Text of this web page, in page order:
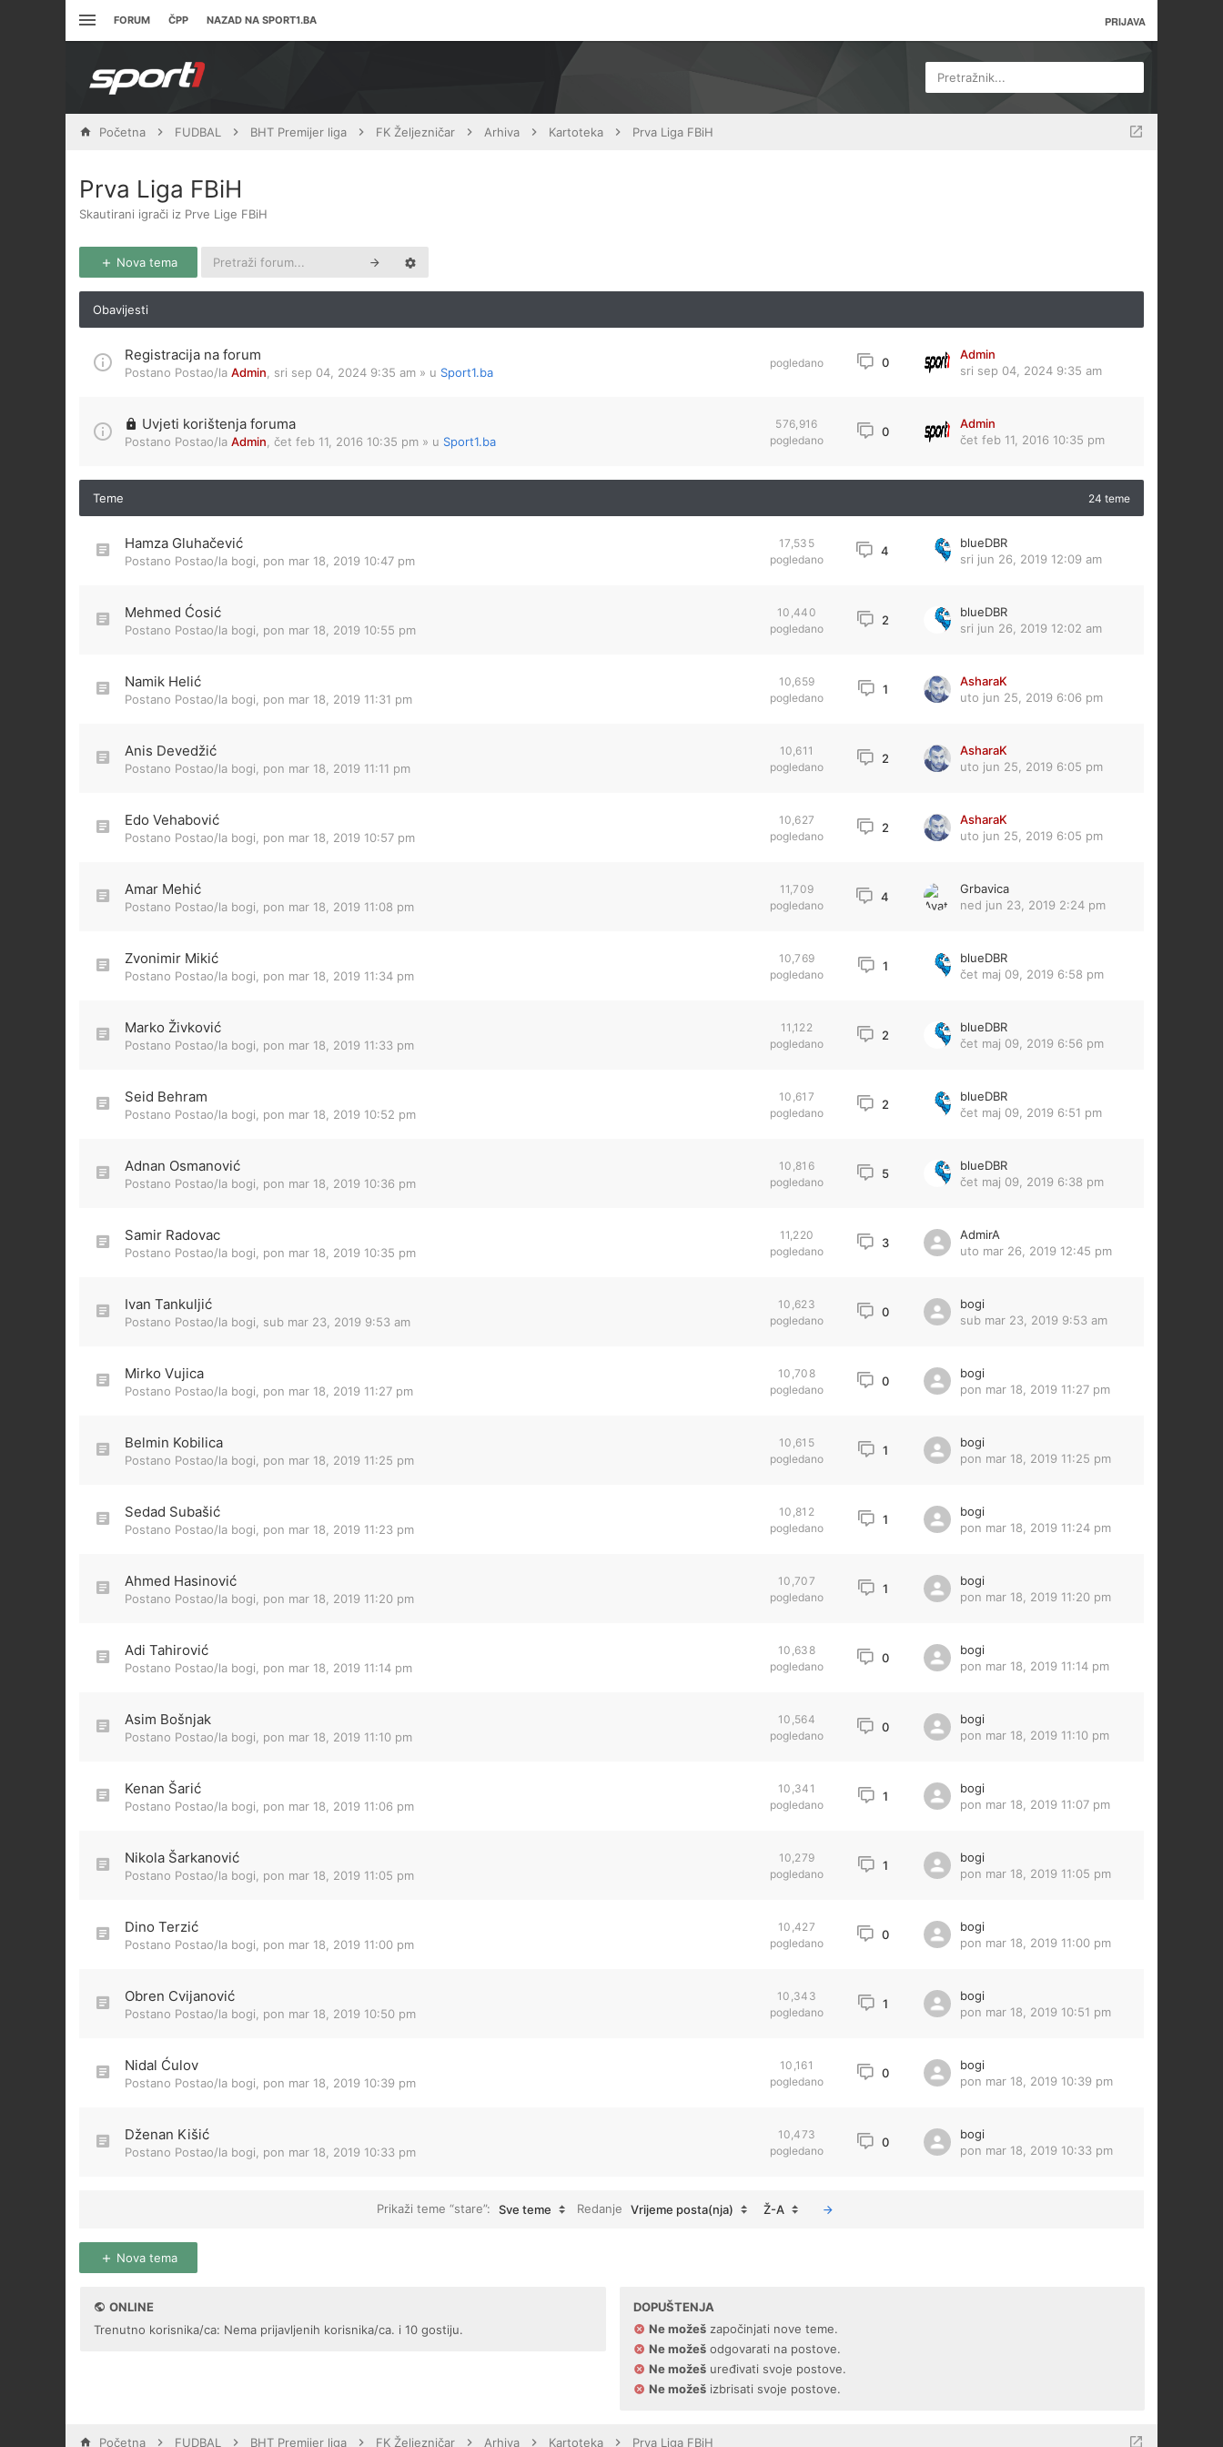
FORUM ČPP NAZAD NA SPORT1.BA PRIJAVA
Pretražnik...
Početna FUDBAL BHT Premijer liga FK Željezničar Arhiva Kartoteka Prva Liga FBiH
Prva Liga FBiH
Skautirani igrači iz Prve Lige FBiH
Nova tema
Obavijesti
Registracija na forum
Postano Postao/la Admin sri sep 04, 2024 9:35 am » u Sport1.ba
pogledano 0
Admin
sri sep 04, 2024 9:35 am
Uvjeti korištenja foruma
Postano Postao/la Admin čet feb 11, 2016 10:35 pm » u Sport1.ba
576,916
pogledano
0
Admin
čet feb 11, 2016 10:35 pm
Teme 24 teme
Hamza Gluhačević
Postano Postao/la bogi pon mar 18, 2019 10:47 pm
17,535
pogledano
4
blueDBR
sri jun 26, 2019 12:09 am
Mehmed Ćosić
Postano Postao/la bogi pon mar 18, 2019 10:55 pm
10,440
pogledano
2
blueDBR
sri jun 26, 2019 12:02 am
Namik Helić
Postano Postao/la bogi pon mar 18, 2019 11:31 pm
10,659
pogledano
1
AsharaK
uto jun 25, 2019 6:06 pm
Anis Devedžić
Postano Postao/la bogi pon mar 18, 2019 11:11 pm
10,611
pogledano
2
AsharaK
uto jun 25, 2019 6:05 pm
Edo Vehabović
Postano Postao/la bogi pon mar 18, 2019 10:57 pm
10,627
pogledano
2
AsharaK
uto jun 25, 2019 6:05 pm
Amar Mehić
Postano Postao/la bogi pon mar 18, 2019 11:08 pm
11,709
pogledano
4
Grbavica
ned jun 23, 2019 2:24 pm
Zvonimir Mikić
Postano Postao/la bogi pon mar 18, 2019 11:34 pm
10,769
pogledano
1
blueDBR
čet maj 09, 2019 6:58 pm
Marko Živković
Postano Postao/la bogi pon mar 18, 2019 11:33 pm
11,122
pogledano
2
blueDBR
čet maj 09, 2019 6:56 pm
Seid Behram
Postano Postao/la bogi pon mar 18, 2019 10:52 pm
10,617
pogledano
2
blueDBR
čet maj 09, 2019 6:51 pm
Adnan Osmanović
Postano Postao/la bogi pon mar 18, 2019 10:36 pm
10,816
pogledano
5
blueDBR
čet maj 09, 2019 6:38 pm
Samir Radovac
Postano Postao/la bogi pon mar 18, 2019 10:35 pm
11,220
pogledano
3
AdmirA
uto mar 26, 2019 12:45 pm
Ivan Tankuljić
Postano Postao/la bogi sub mar 23, 2019 9:53 am
10,623
pogledano
0
bogi
sub mar 23, 2019 9:53 am
Mirko Vujica
Postano Postao/la bogi pon mar 18, 2019 11:27 pm
10,708
pogledano
0
bogi
pon mar 18, 2019 11:27 pm
Belmin Kobilica
Postano Postao/la bogi pon mar 18, 2019 11:25 pm
10,615
pogledano
1
bogi
pon mar 18, 2019 11:25 pm
Sedad Subašić
Postano Postao/la bogi pon mar 18, 2019 11:23 pm
10,812
pogledano
1
bogi
pon mar 18, 2019 11:24 pm
Ahmed Hasinović
Postano Postao/la bogi pon mar 18, 2019 11:20 pm
10,707
pogledano
1
bogi
pon mar 18, 2019 11:20 pm
Adi Tahirović
Postano Postao/la bogi pon mar 18, 2019 11:14 pm
10,638
pogledano
0
bogi
pon mar 18, 2019 11:14 pm
Asim Bošnjak
Postano Postao/la bogi pon mar 18, 2019 11:10 pm
10,564
pogledano
0
bogi
pon mar 18, 2019 11:10 pm
Kenan Šarić
Postano Postao/la bogi pon mar 18, 2019 11:06 pm
10,341
pogledano
1
bogi
pon mar 18, 2019 11:07 pm
Nikola Šarkanović
Postano Postao/la bogi pon mar 18, 2019 11:05 pm
10,279
pogledano
1
bogi
pon mar 18, 2019 11:05 pm
Dino Terzić
Postano Postao/la bogi pon mar 18, 2019 11:00 pm
10,427
pogledano
0
bogi
pon mar 18, 2019 11:00 pm
Obren Cvijanović
Postano Postao/la bogi pon mar 18, 2019 10:50 pm
10,343
pogledano
1
bogi
pon mar 18, 2019 10:51 pm
Nidal Ćulov
Postano Postao/la bogi pon mar 18, 2019 10:39 pm
10,161
pogledano
0
bogi
pon mar 18, 2019 10:39 pm
Dženan Kišić
Postano Postao/la bogi pon mar 18, 2019 10:33 pm
10,473
pogledano
0
bogi
pon mar 18, 2019 10:33 pm
Prikaži teme “stare”: Sve teme Redanje Vrijeme posta(nja) Ž-A
Nova tema
ONLINE
Trenutno korisnika/ca: Nema prijavljenih korisnika/ca. i 10 gostiju.
DOPUŠTENJA
Ne možešzapočinjati nove teme.
Ne možešodgovarati na postove.
Ne možešuređivati svoje postove.
Ne možešizbrisati svoje postove.
Početna FUDBAL BHT Premijer liga FK Željezničar Arhiva Kartoteka Prva Liga FBiH